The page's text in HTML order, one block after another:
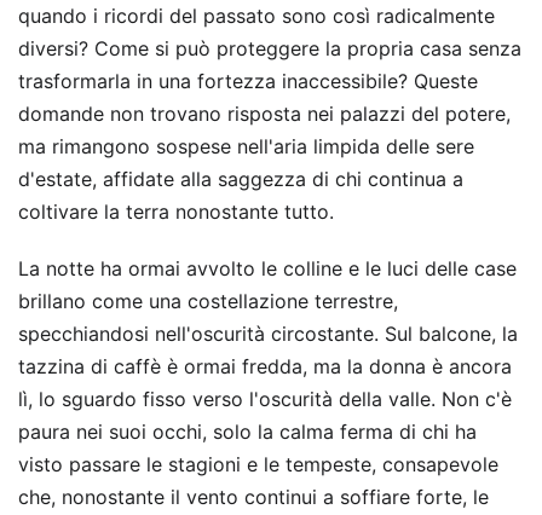
quando i ricordi del passato sono così radicalmente
diversi? Come si può proteggere la propria casa senza
trasformarla in una fortezza inaccessibile? Queste
domande non trovano risposta nei palazzi del potere,
ma rimangono sospese nell'aria limpida delle sere
d'estate, affidate alla saggezza di chi continua a
coltivare la terra nonostante tutto.
La notte ha ormai avvolto le colline e le luci delle case
brillano come una costellazione terrestre,
specchiandosi nell'oscurità circostante. Sul balcone, la
tazzina di caffè è ormai fredda, ma la donna è ancora
lì, lo sguardo fisso verso l'oscurità della valle. Non c'è
paura nei suoi occhi, solo la calma ferma di chi ha
visto passare le stagioni e le tempeste, consapevole
che, nonostante il vento continui a soffiare forte, le